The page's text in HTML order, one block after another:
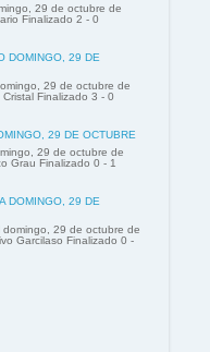
29 de octubre de
Finalizado 2 - 0
DOMINGO, 29 DE
29 de octubre de
Finalizado 3 - 0
29 DE OCTUBRE
29 de octubre de
Grau Finalizado 0 - 1
DOMINGO, 29 DE
domingo, 29 de octubre de
Garcilaso Finalizado 0 -